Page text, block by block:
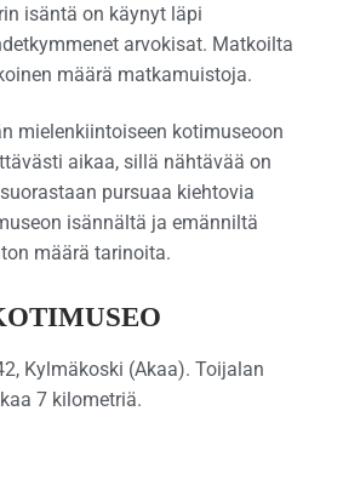
isäntä on käynyt läpi
arvokisat. Matkoilta
määrä matkamuistoja.
mielenkiintoiseen kotimuseoon
aikaa, sillä nähtävää on
pursuaa kiehtovia
isännältä ja emänniltä
määrä tarinoita.
Kylmäkoski (Akaa). Toijalan
7 kilometriä.